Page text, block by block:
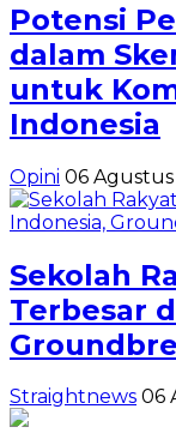
Potensi
dalam
untuk
Indonesia
Opini 06 Agustus
Sekolah
Terbesar
Straightnews 06